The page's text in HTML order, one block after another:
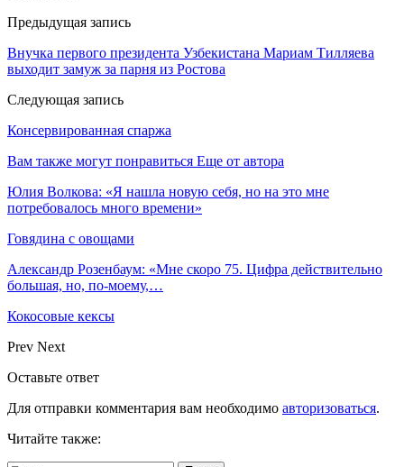
Предыдущая запись
Внучка первого президента Узбекистана Мариам Тилляева
выходит замуж за парня из Ростова
Следующая запись
Консервированная спаржа
Вам также могут понравиться Еще от автора
Юлия Волкова: «Я нашла новую себя, но на это мне
потребовалось много времени»
Говядина с овощами
Александр Розенбаум: «Мне скоро 75. Цифра действительно
большая, но, по‑моему,…
Кокосовые кексы
Prev Next
Оставьте ответ
Для отправки комментария вам необходимо авторизоваться.
Читайте также: